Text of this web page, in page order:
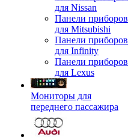
для Nissan
Панели приборов
для Mitsubishi
Панели приборов
для Infinity
Панели приборов
для Lexus
Мониторы для
переднего пассажира